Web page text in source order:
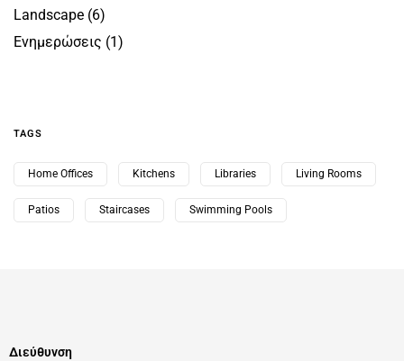
Landscape (6)
Ενημερώσεις (1)
TAGS
Home Offices Kitchens Libraries Living Rooms
Patios Staircases Swimming Pools
Διεύθυνση